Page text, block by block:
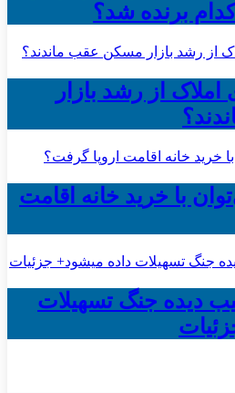
برنده شد؟
از رشد بازار
با خرید خانه اقامت
دیده جنگ تسهیلات